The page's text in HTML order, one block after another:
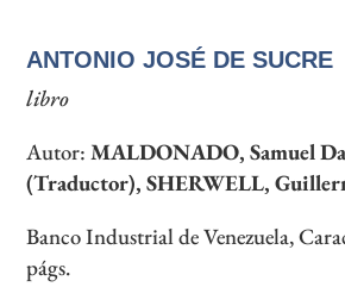
ANTONIO JOSÉ DE SUCRE
libro
Autor:MALDONADO, Samuel
(Traductor), SHERWELL,
Banco Industrial de Venezuela,
págs.